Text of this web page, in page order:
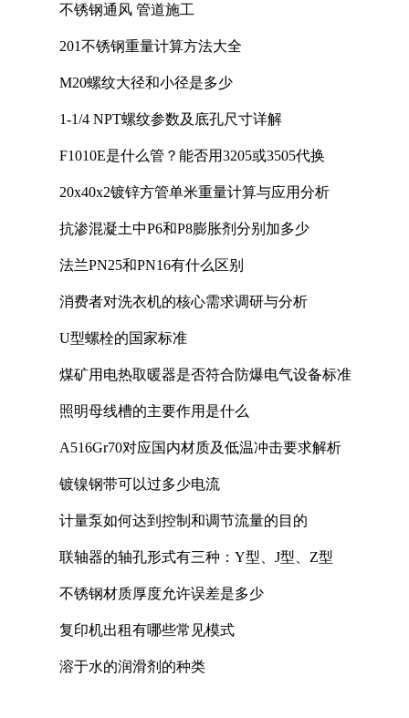
不锈钢通风 管道施工
201不锈钢重量计算方法大全
M20螺纹大径和小径是多少
1-1/4 NPT螺纹参数及底孔尺寸详解
F1010E是什么管？能否用3205或3505代换
20x40x2镀锌方管单米重量计算与应用分析
抗渗混凝土中P6和P8膨胀剂分别加多少
法兰PN25和PN16有什么区别
消费者对洗衣机的核心需求调研与分析
U型螺栓的国家标准
煤矿用电热取暖器是否符合防爆电气设备标准
照明母线槽的主要作用是什么
A516Gr70对应国内材质及低温冲击要求解析
镀镍钢带可以过多少电流
计量泵如何达到控制和调节流量的目的
联轴器的轴孔形式有三种：Y型、J型、Z型
不锈钢材质厚度允许误差是多少
复印机出租有哪些常见模式
溶于水的润滑剂的种类